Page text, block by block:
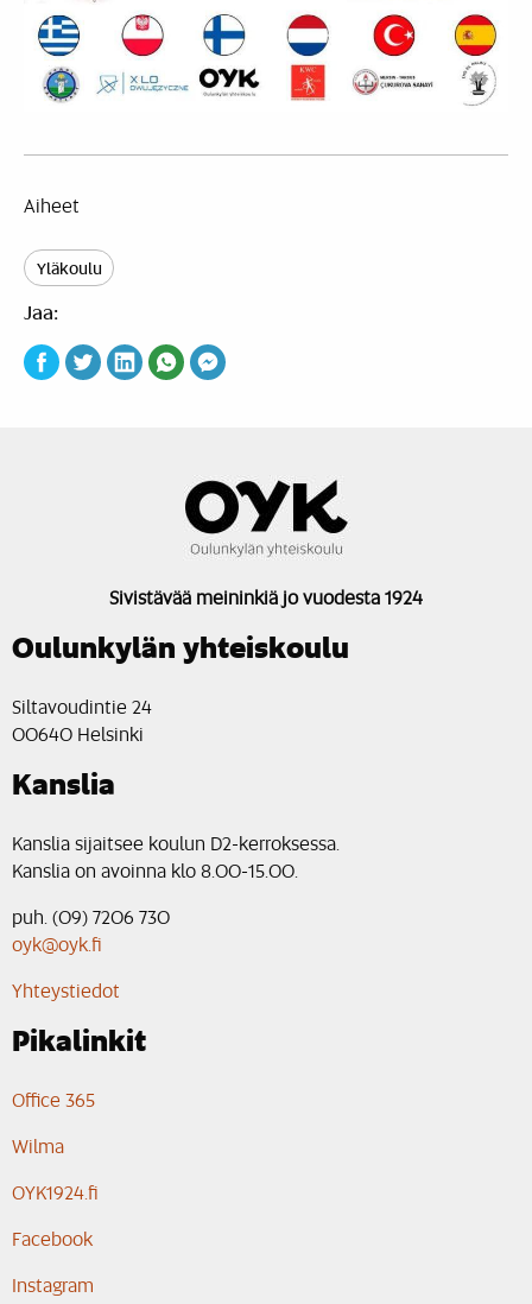
Aiheet
Yläkoulu
Jaa:
Sivistävää meininkiä jo vuodesta 1924
Oulunkylän yhteiskoulu
Siltavoudintie 24
00640 Helsinki
Kanslia
Kanslia sijaitsee koulun D2-kerroksessa.
Kanslia on avoinna klo 8.00-15.00.
puh. (09) 7206 730
oyk@oyk.fi
Yhteystiedot
Pikalinkit
Office 365
Wilma
OYK1924.fi
Facebook
Instagram